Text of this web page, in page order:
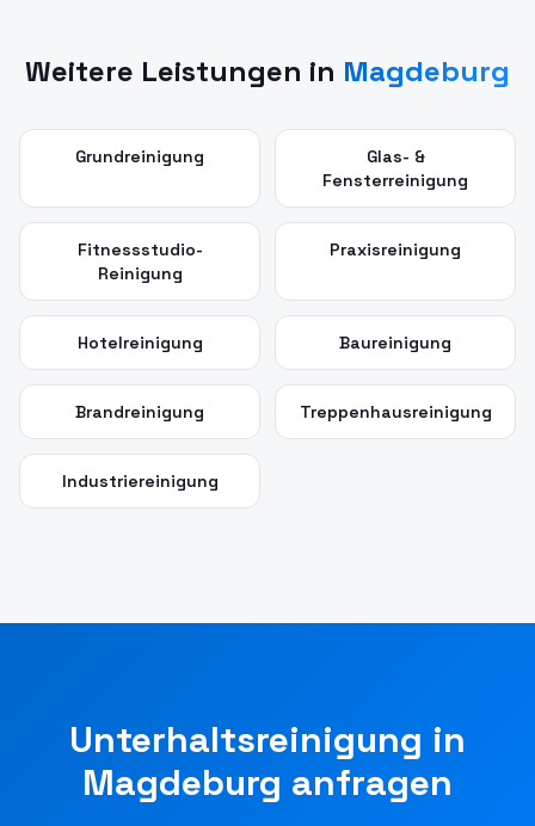
Weitere Leistungen in Magdeburg
Grundreinigung
Glas- &
Fensterreinigung
Fitnessstudio-
Reinigung
Praxisreinigung
Hotelreinigung Baureinigung
Brandreinigung Treppenhausreinigung
Industriereinigung
Unterhaltsreinigung in
Magdeburg anfragen